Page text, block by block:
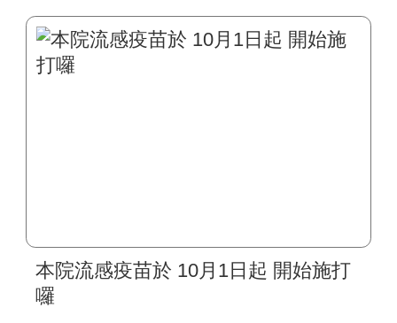
本院流感疫苗於 10月1日起 開始施打
囉